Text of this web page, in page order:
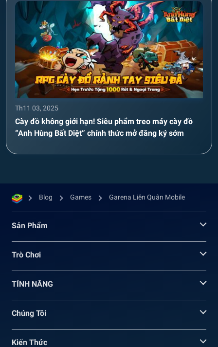
Th11 03, 2025
Cày đồ không giới hạn! Siêu phẩm treo máy cày đồ
“Anh Hùng Bất Diệt” chính thức mở đăng ký sớm
Blog Games Garena Liên Quân Mobile
Sản Phẩm
Trò Chơi
TÍNH NĂNG
Chúng Tôi
Kiến Thức